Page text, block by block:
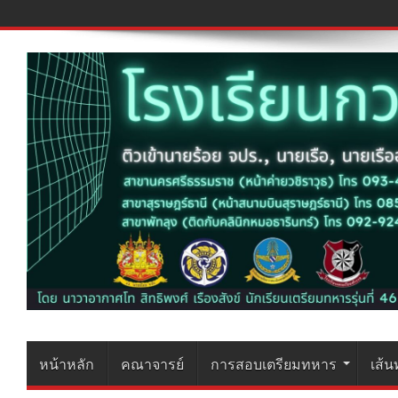
หน้าหลัก คณาจารย์ การสอบเตรียมทหาร เส้